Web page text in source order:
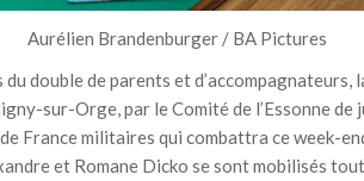
Aurélien Brandenburger / BA Pictures
double de parents et d’accompagnateurs,
sur-Orge, par le Comité de l’Essonne
France militaires qui combattra ce week-
et Romane Dicko se sont mobilisés